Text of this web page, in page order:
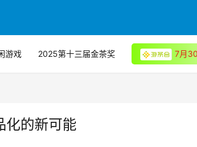
游戏 2025第十三届金茶奖 7月
化的新可能